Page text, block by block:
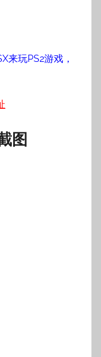
来玩PS2游戏，
图